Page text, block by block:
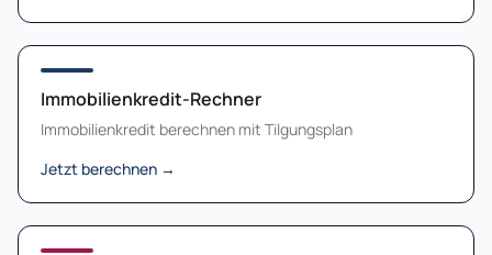
Immobilienkredit-Rechner
Immobilienkredit berechnen mit Tilgungsplan
Jetzt berechnen →